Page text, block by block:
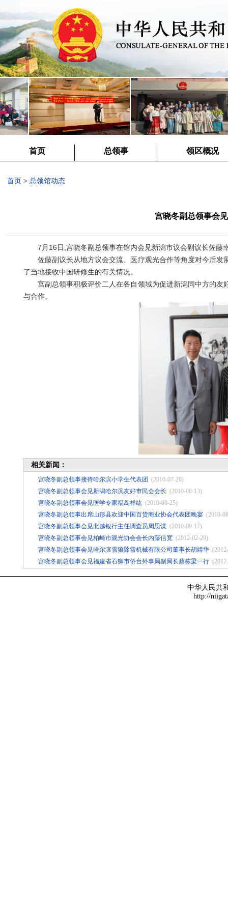
首页 总领事 领区概况
首页 > 总领馆动态
宫晓冬副总领事会
7月16日,宫晓冬副总领事在馆内会见新潟市议会副议长佐藤
佐藤副议长从地方议会交流、医疗观光合作等角度对今后发
了当地接收中国研修生的有关情况。
宫副总领事积极评价二人在各自领域为促进新潟同中方的友
与合作。
相关新闻：
宫晓冬副总领事接待哈尔滨小学生代表团 (2010-07-20)
宫晓冬副总领事会见新潟哈尔滨友好市民会会长 (2010-08-13)
宫晓冬副总领事会见医学专家福岛祥纮 (2010-08-25)
宫晓冬副总领事出席山形县欢迎中国百货商业协会代表团晚宴 (2010-
宫晓冬副总领事会见北越银行主任调查员周思谋 (2010-09-17)
宫晓冬副总领事会见柏崎市观光协会会长内藤信宽 (2012-02-29)
宫晓冬副总领事会见哈尔滨雪狼除雪机械有限公司董事长胡靖华
宫晓冬副总领事会见福建省石狮市侨台外事局副局长蔡栋梁一行
中华人民共
http://